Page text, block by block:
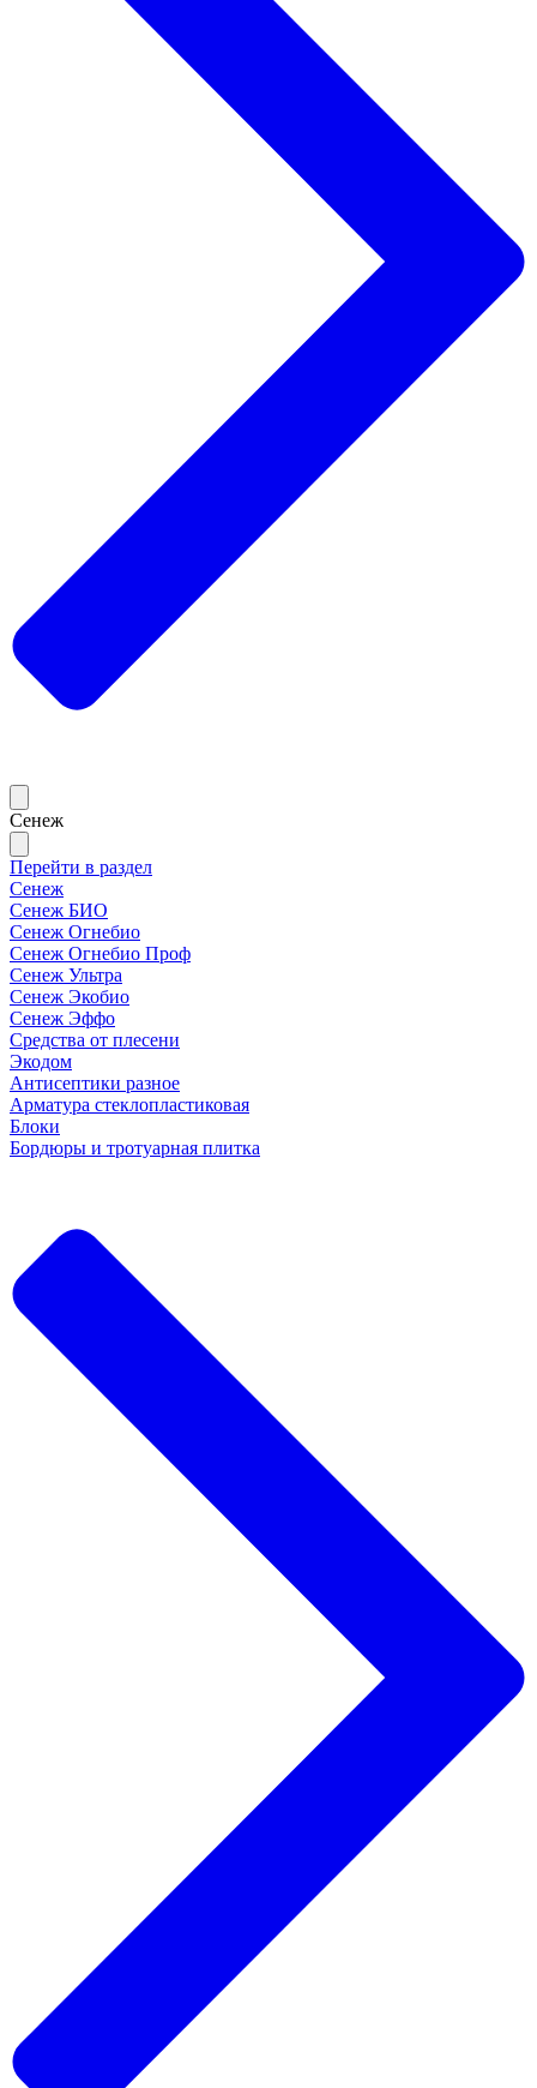
Сенеж
Перейти в раздел
Сенеж
Сенеж БИО
Сенеж Огнебио
Сенеж Огнебио Проф
Сенеж Ультра
Сенеж Экобио
Сенеж Эффо
Средства от плесени
Экодом
Антисептики разное
Арматура стеклопластиковая
Блоки
Бордюры и тротуарная плитка